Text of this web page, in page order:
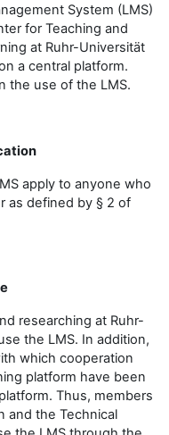
System (LMS)
for Teaching and
at Ruhr-Universität
a central platform.
the use of the LMS.
apply to anyone who
as defined by § 2 of
researching at Ruhr-
the LMS. In addition,
which cooperation
platform have been
Thus, members
and the Technical